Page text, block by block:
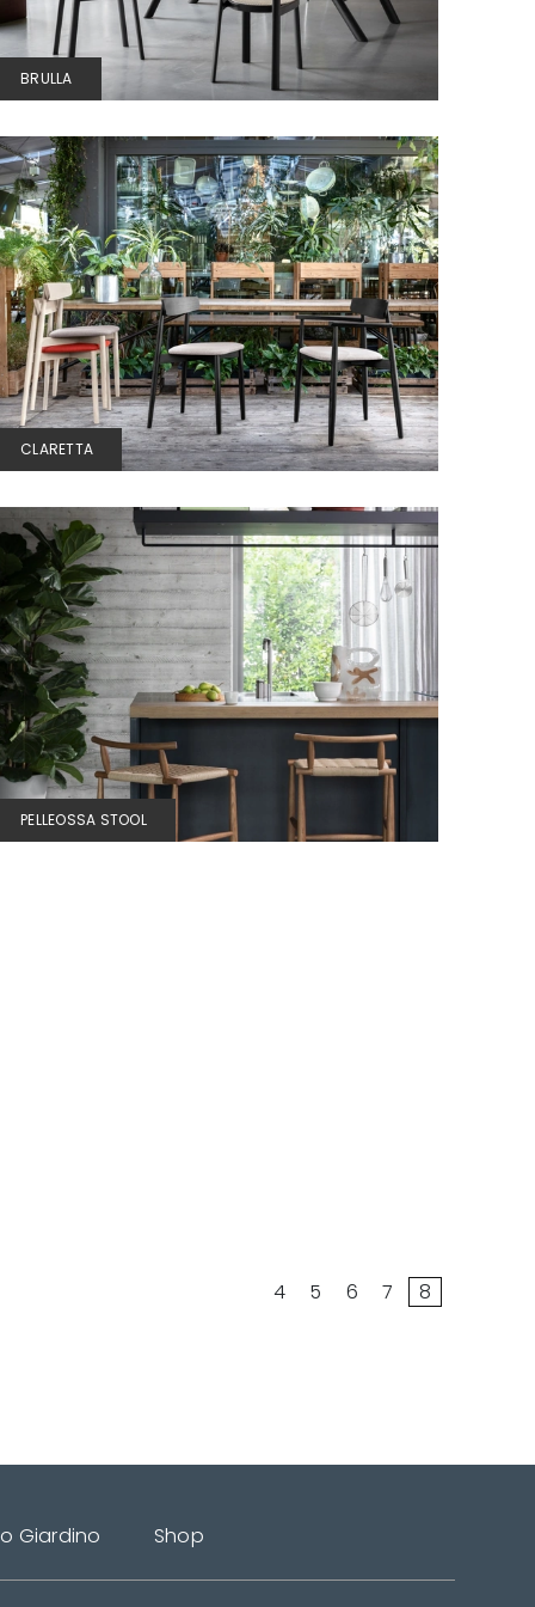
BRULLA
CLARETTA
PELLEOSSA STOOL
4 5 6 7 8
Giardino Shop